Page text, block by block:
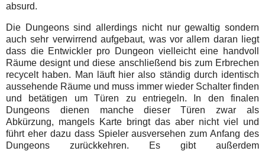
absurd.
Die Dungeons sind allerdings nicht nur gewaltig sondern
auch sehr verwirrend aufgebaut, was vor allem daran liegt
dass die Entwickler pro Dungeon vielleicht eine handvoll
Räume designt und diese anschließend bis zum Erbrechen
recycelt haben. Man läuft hier also ständig durch identisch
aussehende Räume und muss immer wieder Schalter finden
und betätigen um Türen zu entriegeln. In den finalen
Dungeons dienen manche dieser Türen zwar als
Abkürzung, mangels Karte bringt das aber nicht viel und
führt eher dazu dass Spieler ausversehen zum Anfang des
Dungeons zurückkehren. Es gibt außerdem